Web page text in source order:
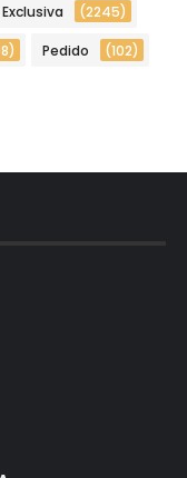
Exclusiva (2245)
Pedido (102)